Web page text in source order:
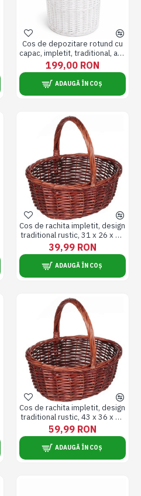
Cos de depozitare rotund cu
capac, impletit, traditional, alb,
43 x 56 cm
199,00 RON
ADAUGĂ ÎN COȘ
Cos de rachita impletit, design
traditional rustic, 31 x 26 x 12
cm
39,99 RON
ADAUGĂ ÎN COȘ
Cos de rachita impletit, design
traditional rustic, 43 x 36 x 14
cm
59,99 RON
ADAUGĂ ÎN COȘ